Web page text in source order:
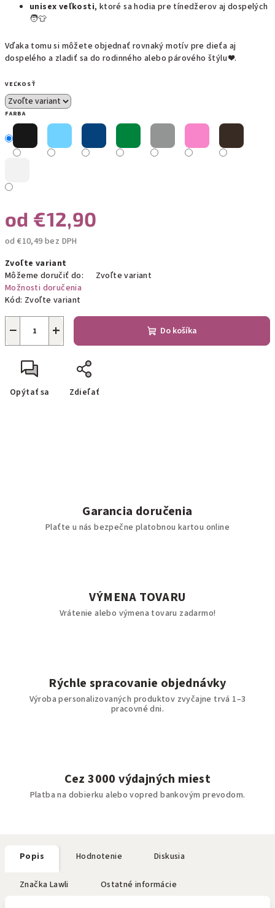
unisex veľkosti, ktoré sa hodia pre tínedžerov aj dospelých
🧑👕
Vďaka tomu si môžete objednať rovnaký motív pre dieťa aj
dospelého a zladiť sa do rodinného alebo párového štýlu ❤️.
VEĽKOSŤ
FARBA
od €12,90
od€10,49 bez DPH
cena:
Zvoľte variant
Môžeme doručiť do:
Zvoľte variant
Možnosti doručenia
Kód: Zvoľte variant
+
− Do košíka
Opýtať sa Zdieľať
Garancia doručenia
Plaťte u nás bezpečne platobnou kartou online
VÝMENA TOVARU
Vrátenie alebo výmena tovaru zadarmo!
Rýchle spracovanie objednávky
Výroba personalizovaných produktov zvyčajne trvá 1–3
pracovné dni.
Cez 3000 výdajných miest
Platba na dobierku alebo vopred bankovým prevodom.
Popis Hodnotenie Diskusia
Značka Lawli Ostatné informácie